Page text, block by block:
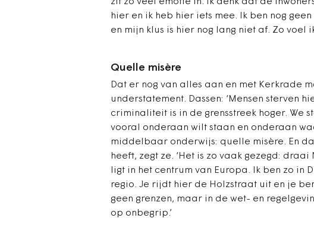
hier en ik heb hier iets mee. Ik ben nog
en mijn klus is hier nog lang niet af. Zo voel
Quelle misère
Dat er nog van alles aan en met Kerkrade
understatement. Dassen: ‘Mensen sterven
criminaliteit is in de grensstreek hoger. We
vooral onderaan wilt staan en onderaan
middelbaar onderwijs: quelle misère. En
heeft, zegt ze. ‘Het is zo vaak gezegd:
ligt in het centrum van Europa. Ik ben zo in
regio. Je rijdt hier de Holzstraat uit en je
geen grenzen, maar in de wet- en
op onbegrip.’